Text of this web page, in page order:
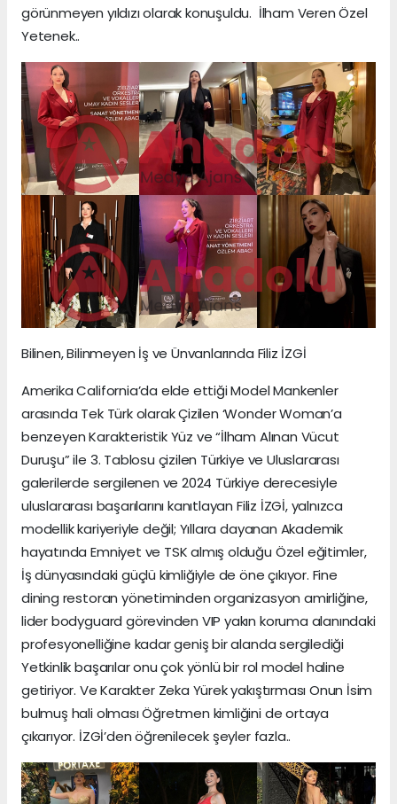
görünmeyen yıldızı olarak konuşuldu. İlham Veren Özel
Yetenek..
Bilinen, Bilinmeyen İş ve Ünvanlarında Filiz İZGİ
Amerika California’da elde ettiği Model Mankenler
arasında Tek Türk olarak Çizilen ‘Wonder Woman’a
benzeyen Karakteristik Yüz ve “İlham Alınan Vücut
Duruşu” ile 3. Tablosu çizilen Türkiye ve Uluslararası
galerilerde sergilenen ve 2024 Türkiye derecesiyle
uluslararası başarılarını kanıtlayan Filiz İZGİ, yalnızca
modellik kariyeriyle değil; Yıllara dayanan Akademik
hayatında Emniyet ve TSK almış olduğu Özel eğitimler,
İş dünyasındaki güçlü kimliğiyle de öne çıkıyor. Fine
dining restoran yönetiminden organizasyon amirliğine,
lider bodyguard görevinden VIP yakın koruma alanındaki
profesyonelliğine kadar geniş bir alanda sergilediği
Yetkinlik başarılar onu çok yönlü bir rol model haline
getiriyor. Ve Karakter Zeka Yürek yakıştırması Onun İsim
bulmuş hali olması Öğretmen kimliğini de ortaya
çıkarıyor. İZGİ’den öğrenilecek şeyler fazla..